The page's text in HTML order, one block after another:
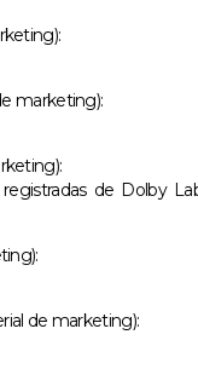
marketing):
de Dolby
de marketing):